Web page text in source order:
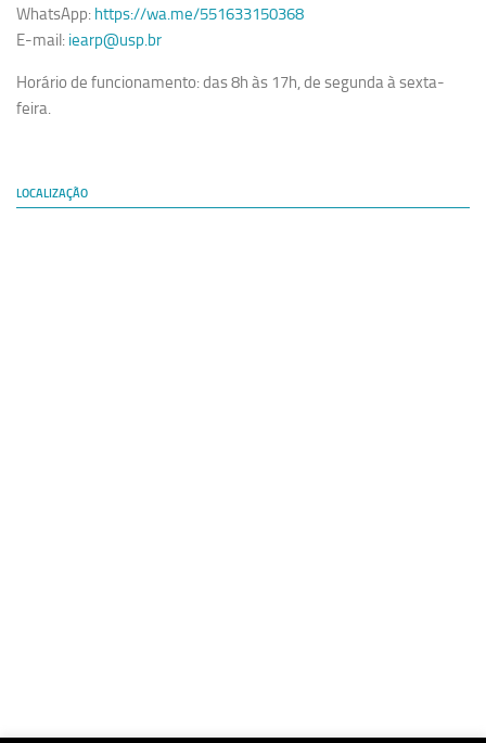
WhatsApp: https://wa.me/551633150368
E-mail: iearp@usp.br
Horário de funcionamento: das 8h às 17h, de segunda à sexta-
feira.
LOCALIZAÇÃO